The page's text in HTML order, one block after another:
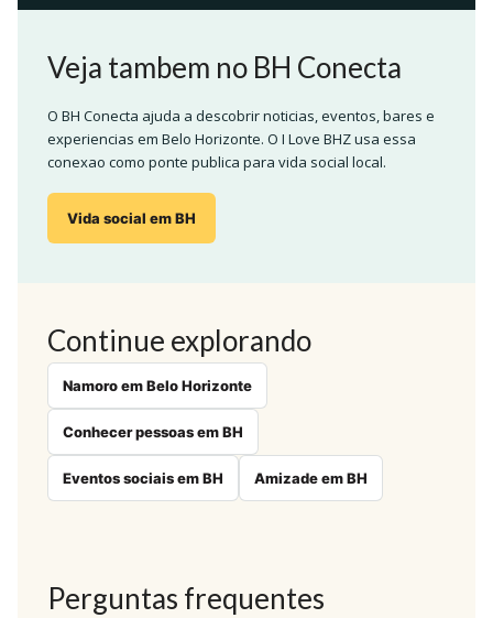
Veja tambem no BH Conecta
O BH Conecta ajuda a descobrir noticias, eventos, bares e
experiencias em Belo Horizonte. O I Love BHZ usa essa
conexao como ponte publica para vida social local.
Vida social em BH
Continue explorando
Namoro em Belo Horizonte
Conhecer pessoas em BH
Eventos sociais em BH Amizade em BH
Perguntas frequentes